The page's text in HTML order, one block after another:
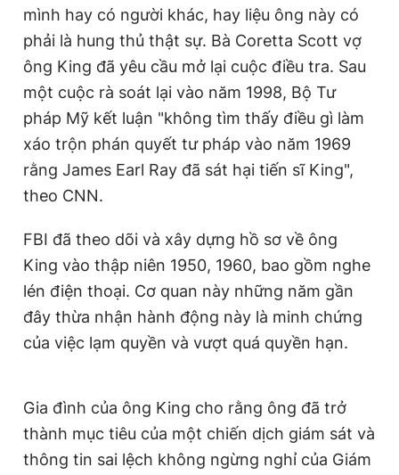
mình hay có người khác, hay liệu ông này có
phải là hung thủ thật sự. Bà Coretta Scott vợ
ông King đã yêu cầu mở lại cuộc điều tra. Sau
một cuộc rà soát lại vào năm 1998, Bộ Tư
pháp Mỹ kết luận "không tìm thấy điều gì làm
xáo trộn phán quyết tư pháp vào năm 1969
rằng James Earl Ray đã sát hại tiến sĩ King",
theo CNN.
FBI đã theo dõi và xây dựng hồ sơ về ông
King vào thập niên 1950, 1960, bao gồm nghe
lén điện thoại. Cơ quan này những năm gần
đây thừa nhận hành động này là minh chứng
của việc lạm quyền và vượt quá quyền hạn.
Gia đình của ông King cho rằng ông đã trở
thành mục tiêu của một chiến dịch giám sát và
thông tin sai lệch không ngừng nghỉ của Giám